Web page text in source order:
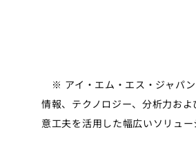
※ アイ・エム・エス・ジャパ
情報、テクノロジー、分析力お
意工夫を活用した幅広いソリュー